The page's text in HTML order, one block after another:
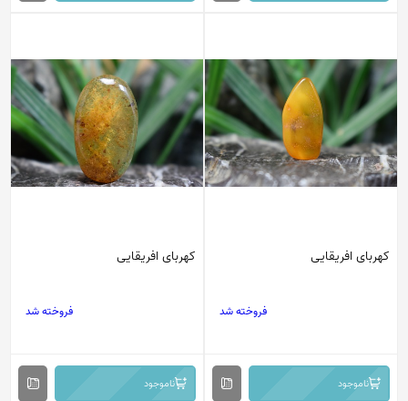
کهربای افریقایی
فروخته شد
ناموجود
کهربای افریقایی
فروخته شد
ناموجود